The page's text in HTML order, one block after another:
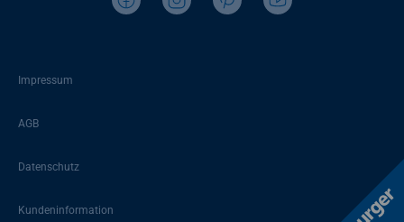
Impressum
AGB
Datenschutz
Kundeninformation